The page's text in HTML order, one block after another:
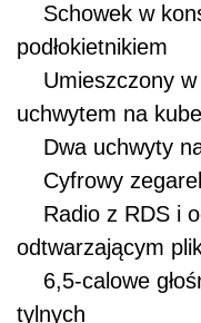
Schowek w
podłokietnikiem
Umieszczony w
uchwytem na
Dwa uchwyty
Cyfrowy
Radio z RDS i
odtwarzającym
6,5-calowe
tylnych